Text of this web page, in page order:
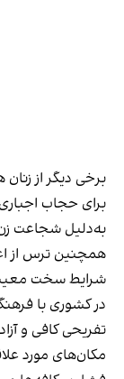
برخی دیگر از
برای حجاب
به‌دلیل شجاعت
همچنین ترس از
شرایط سخت
در کشوری با
تفریحی کافی و
مکان‌های مورد